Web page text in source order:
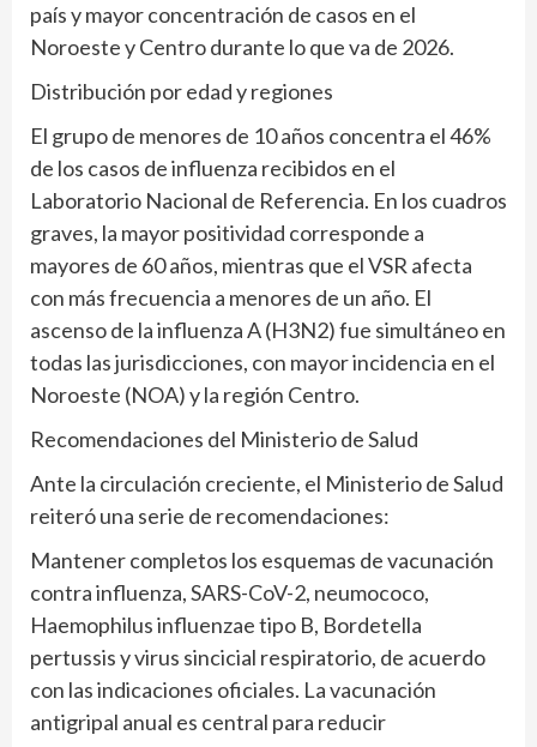
país y mayor concentración de casos en el
Noroeste y Centro durante lo que va de 2026.
Distribución por edad y regiones
El grupo de menores de 10 años concentra el 46%
de los casos de influenza recibidos en el
Laboratorio Nacional de Referencia. En los cuadros
graves, la mayor positividad corresponde a
mayores de 60 años, mientras que el VSR afecta
con más frecuencia a menores de un año. El
ascenso de la influenza A (H3N2) fue simultáneo en
todas las jurisdicciones, con mayor incidencia en el
Noroeste (NOA) y la región Centro.
Recomendaciones del Ministerio de Salud
Ante la circulación creciente, el Ministerio de Salud
reiteró una serie de recomendaciones:
Mantener completos los esquemas de vacunación
contra influenza, SARS-CoV-2, neumococo,
Haemophilus influenzae tipo B, Bordetella
pertussis y virus sincicial respiratorio, de acuerdo
con las indicaciones oficiales. La vacunación
antigripal anual es central para reducir